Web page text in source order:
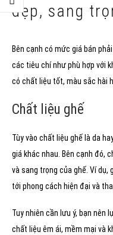
đẹp, sang
Bên cạnh có mức giá bán
các tiêu chí như phù hợp với
có chất liệu tốt, màu sắc hài
Chất liệu ghế
Tùy vào chất liệu ghế là da
giá khác nhau. Bên cạnh đó,
và sang trọng của ghế. Ví dụ,
tới phong cách hiện đại và
Tuy nhiên cần lưu ý, bạn nên
chất liệu êm ái, mềm mại và